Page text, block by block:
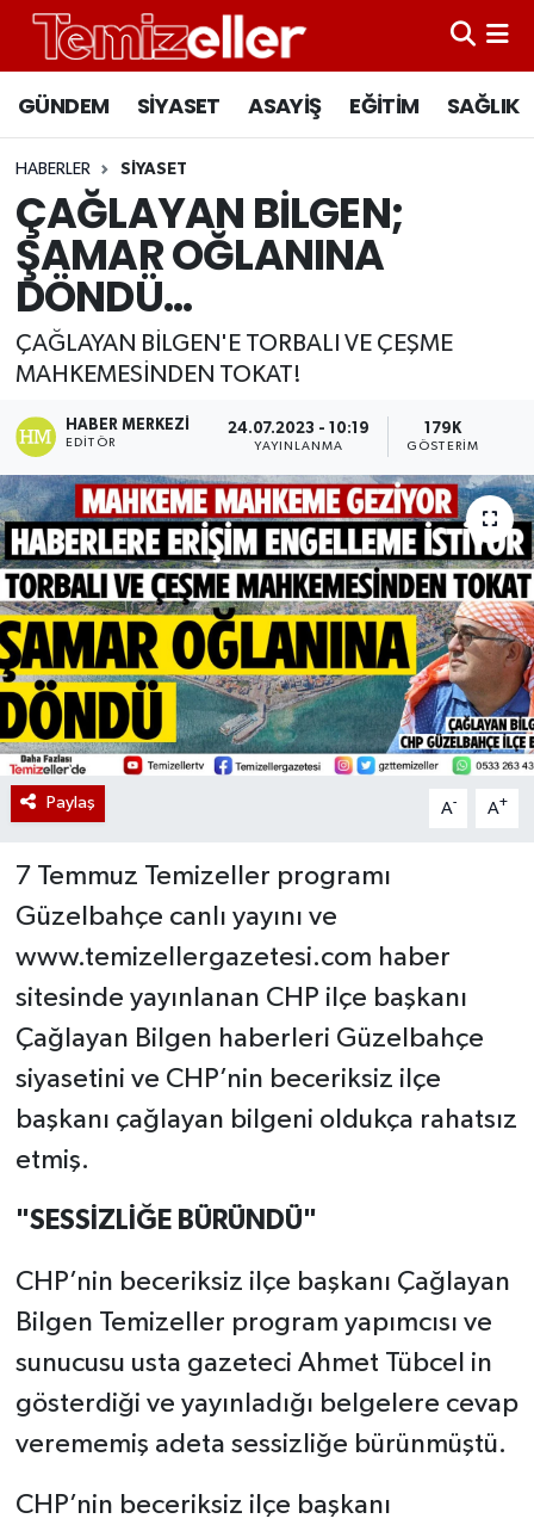
GÜNDEM SİYASET ASAYİŞ EĞİTİM SAĞLIK
HABERLER SİYASET
ÇAĞLAYAN BİLGEN;
ŞAMAR OĞLANINA
DÖNDÜ...
ÇAĞLAYAN BİLGEN'E TORBALI VE ÇEŞME
MAHKEMESİNDEN TOKAT!
HABER MERKEZI
EDITÖR
24.07.2023 - 10:19
YAYINLANMA
179K
GÖSTERIM
Paylaş A- A+
7 Temmuz Temizeller programı
Güzelbahçe canlı yayını ve
www.temizellergazetesi.com haber
sitesinde yayınlanan CHP ilçe başkanı
Çağlayan Bilgen haberleri Güzelbahçe
siyasetini ve CHP’nin beceriksiz ilçe
başkanı çağlayan bilgeni oldukça rahatsız
etmiş.
"SESSİZLİĞE BÜRÜNDÜ"
CHP’nin beceriksiz ilçe başkanı Çağlayan
Bilgen Temizeller program yapımcısı ve
sunucusu usta gazeteci Ahmet Tübcel in
gösterdiği ve yayınladığı belgelere cevap
verememiş adeta sessizliğe bürünmüştü.
CHP’nin beceriksiz ilçe başkanı
CANLI YAYIN
ASAYİŞ
EĞİTİM
SAĞLIK
Hava Durumu
Süper Lig Puan Durumu ve Fikstür
Tüm Manşetler
Son Dakika Haberleri